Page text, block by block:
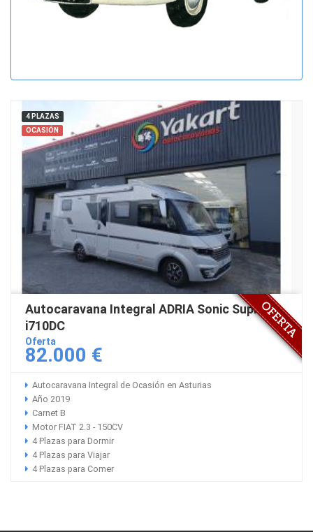
4 PLAZAS
OCASIÓN
Autocaravana Integral ADRIA Sonic Supreme
i710DC
Oferta
82.000 €
Autocaravana Integral de Ocasión en Asturias
Año 2019
Carnet B
Motor FIAT 2.3 - 150CV
4 Plazas para Dormir
4 Plazas para Viajar
4 Plazas para Comer